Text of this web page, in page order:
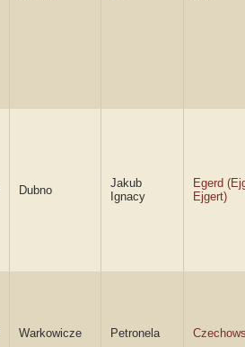
Dubno
Jakub
Ignacy
Egerd
Ejgert)
Warkowicze Petronela